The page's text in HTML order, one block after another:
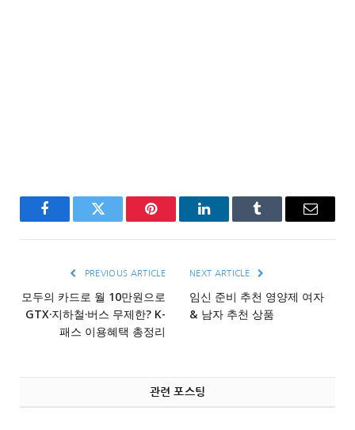
FacebookTwitter Pinterest LinkedInTumblr Email
PREVIOUS ARTICLE
모두의 카드로 월 10만원으로
GTX·지하철·버스 무제한? K-
패스 이용혜택 총정리
NEXT ARTICLE
임신 준비 추천 영양제 여자
& 남자 추천 상품
관련 포스팅